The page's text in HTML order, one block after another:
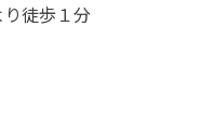
徒歩１分